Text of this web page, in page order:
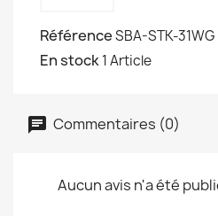
RéférenceSBA-STK-31WG
En stock1 Article
Commentaires (0)
Aucun avis n'a été